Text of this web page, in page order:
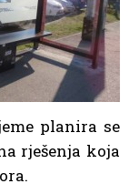
planira se
rješenja koja